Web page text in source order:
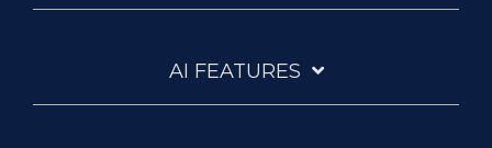
AI FEATURES